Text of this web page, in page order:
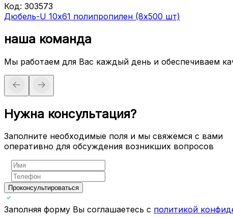
Код: 303573
Дюбель-U 10х61 полипропилен (8х500 шт)
наша команда
Мы работаем для Вас каждый день и обеспечиваем
Нужна консультация?
Заполните необходимые поля и мы свяжемся с вами
оперативно для обсуждения возникших вопросов
Проконсультироваться
Заполняя форму Вы соглашаетесь с политикой